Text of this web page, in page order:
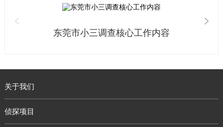
东莞市小三调查核心工作内容
关于我们
侦探项目